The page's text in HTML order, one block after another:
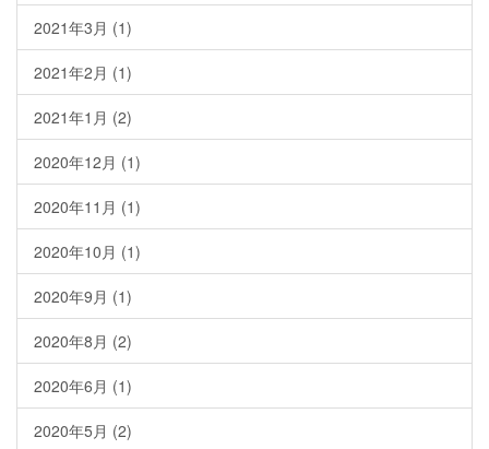
2021年3月 (1)
2021年2月 (1)
2021年1月 (2)
2020年12月 (1)
2020年11月 (1)
2020年10月 (1)
2020年9月 (1)
2020年8月 (2)
2020年6月 (1)
2020年5月 (2)